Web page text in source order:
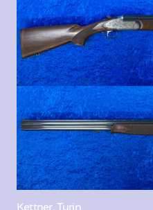
Kettner, Turin